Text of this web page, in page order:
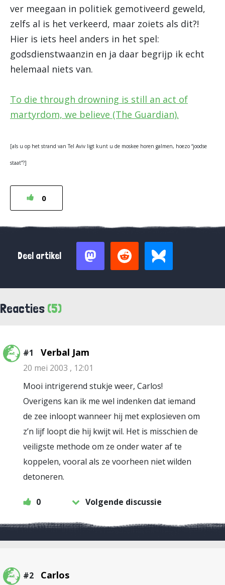
ver meegaan in politiek gemotiveerd geweld,
zelfs al is het verkeerd, maar zoiets als dit?!
Hier is iets heel anders in het spel:
godsdienstwaanzin en ja daar begrijp ik echt
helemaal niets van.
To die through drowning is still an act of
martyrdom, we believe (The Guardian).
[als u op het strand van Tel Aviv ligt kunt u de moskee horen galmen, hoezo “joodse
staat”?]
0
Deel artikel
Reacties (5)
#1 Verbal Jam
20 mei 2003 , 12:01
Mooi intrigerend stukje weer, Carlos!
Overigens kan ik me wel indenken dat iemand
de zee inloopt wanneer hij met explosieven om
z’n lijf loopt die hij kwijt wil. Het is misschien de
veiligste methode om ze onder water af te
koppelen, vooral als ze voorheen niet wilden
detoneren.
0 Volgende discussie
#2 Carlos